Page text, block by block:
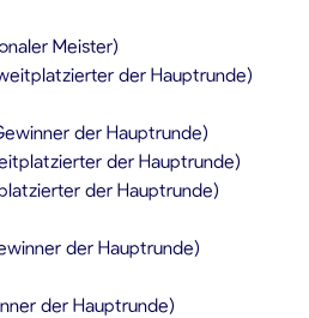
Meister)
der Hauptrunde)
der Hauptrunde)
der Hauptrunde)
der Hauptrunde)
der Hauptrunde)
der Hauptrunde)